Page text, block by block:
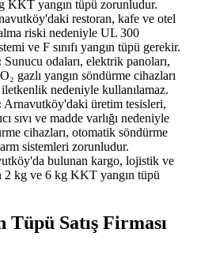
KKT yangın tüpü zorunludur.
restoran, kafe ve otel
riski nedeniyle UL 300
ve F sınıfı yangın tüpü gerekir.
Sunucu odaları, elektrik panoları,
gazlı yangın söndürme cihazları
nedeniyle kullanılamaz.
Arnavutköy'daki üretim tesisleri,
sıvı ve madde varlığı nedeniyle
cihazları, otomatik söndürme
sistemleri zorunludur.
bulunan kargo, lojistik ve
2 kg ve 6 kg KKT yangın tüpü
Tüpü Satış Firması